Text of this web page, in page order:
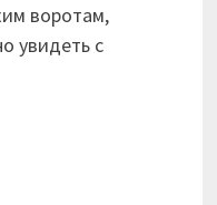
воротам,
увидеть с